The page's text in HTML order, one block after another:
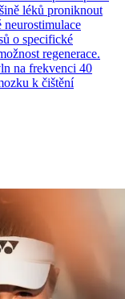
léků proniknout
o specifické
regenerace.
na frekvenci 40
k čištění